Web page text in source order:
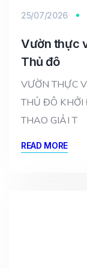
25/07/2026
Vườn thực
Thủ đô
VƯỜN THỰC
THỦ ĐÔ KHỞI
THAO GIẢI T
READ MORE